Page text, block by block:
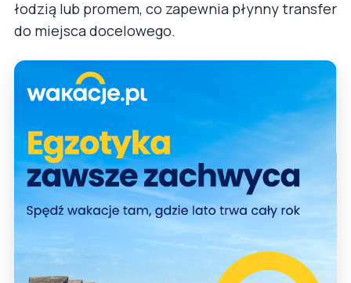
łodzią lub promem, co zapewnia płynny transfer
do miejsca docelowego.